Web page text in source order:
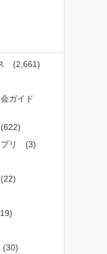
(2,661)
ガイド
(622)
リ
(3)
(22)
(30)